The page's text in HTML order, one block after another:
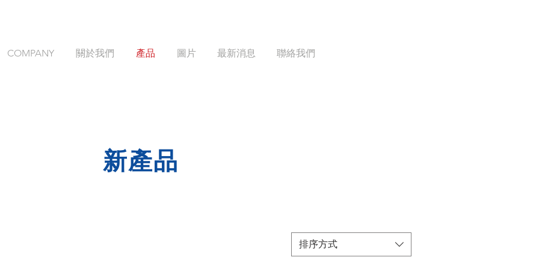
COMPANY 關於我們 產品 圖片 最新消息 聯絡我們
新產品
排序方式